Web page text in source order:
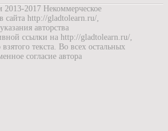
2013-2017 Некоммерческое
сайта http://gladtolearn.ru/,
авторства
ссылки на http://gladtolearn.ru/,
текста. Во всех остальных
согласие автора